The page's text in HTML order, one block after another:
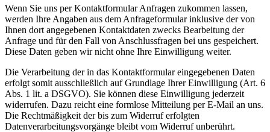
Wenn Sie uns per Kontaktformular Anfragen zukommen lassen,
werden Ihre Angaben aus dem Anfrageformular inklusive der von
Ihnen dort angegebenen Kontaktdaten zwecks Bearbeitung der
Anfrage und für den Fall von Anschlussfragen bei uns gespeichert.
Diese Daten geben wir nicht ohne Ihre Einwilligung weiter.
Die Verarbeitung der in das Kontaktformular eingegebenen Daten
erfolgt somit ausschließlich auf Grundlage Ihrer Einwilligung (Art. 6
Abs. 1 lit. a DSGVO). Sie können diese Einwilligung jederzeit
widerrufen. Dazu reicht eine formlose Mitteilung per E-Mail an uns.
Die Rechtmäßigkeit der bis zum Widerruf erfolgten
Datenverarbeitungsvorgänge bleibt vom Widerruf unberührt.